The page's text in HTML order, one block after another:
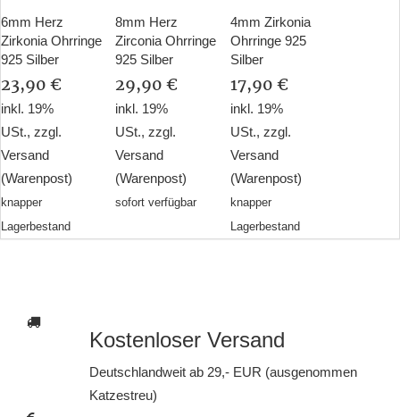
6mm Herz
Zirkonia Ohrringe
925 Silber
23,90 €
inkl. 19%
USt., zzgl.
Versand
(Warenpost)
knapper
Lagerbestand
8mm Herz
Zirconia Ohrringe
925 Silber
29,90 €
inkl. 19%
USt., zzgl.
Versand
(Warenpost)
sofort verfügbar
4mm Zirkonia
Ohrringe 925
Silber
17,90 €
inkl. 19%
USt., zzgl.
Versand
(Warenpost)
knapper
Lagerbestand
Kostenloser Versand
Deutschlandweit ab 29,- EUR (ausgenommen
Katzestreu)